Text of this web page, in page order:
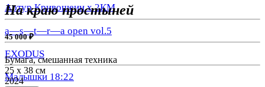
Артур Кривошеин х 2КМ
a—s—t—r—a open vol.5
EXODUS
Малышки 18:22
На краю простыней
45 000 ₽
Бумага, смешанная техника
25 х 38 см
2024